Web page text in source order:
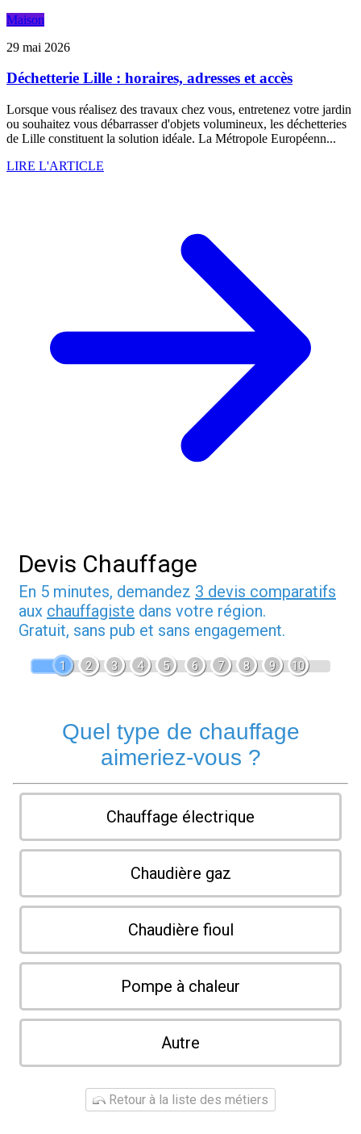
Maison
29 mai 2026
Déchetterie Lille : horaires, adresses et accès
Lorsque vous réalisez des travaux chez vous, entretenez votre jardin
ou souhaitez vous débarrasser d'objets volumineux, les déchetteries
de Lille constituent la solution idéale. La Métropole Européenn...
LIRE L'ARTICLE
Devis Chauffage
En 5 minutes, demandez 3 devis comparatifs
aux chauffagiste dans votre région.
Gratuit, sans pub et sans engagement.
1 2 3 4 5 6 7 8 9 10
Quel type de chauffage
aimeriez-vous ?
Chauffage électrique
Chaudière gaz
Chaudière fioul
Pompe à chaleur
Autre
Retour à la liste des métiers